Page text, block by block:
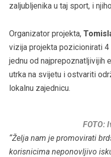
zaljubljenika u taj sport, i
Organizator projekta,
vizija projekta pozicionirati
jednu od najprepoznatljivijih
utrka na svijetu i ostvariti
lokalnu zajednicu.
FOTO:
“Želja nam je promovirati
korisnicima neponovljivo